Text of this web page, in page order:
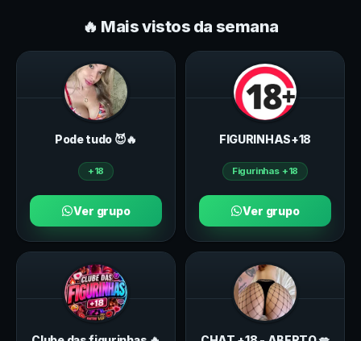
🔥 Mais vistos da semana
Pode tudo 😈🔥
+18
Ver grupo
FIGURINHAS+18
Figurinhas +18
Ver grupo